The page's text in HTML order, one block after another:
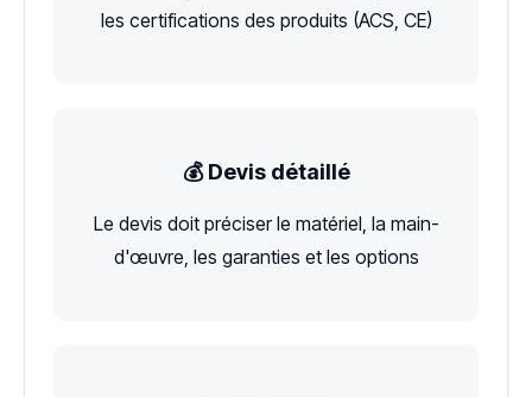
les certifications des produits (ACS, CE)
💰 Devis détaillé
Le devis doit préciser le matériel, la main-
d'œuvre, les garanties et les options